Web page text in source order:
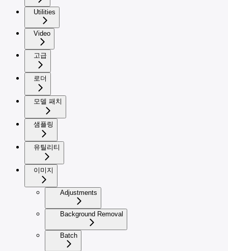
Utilities
Video
고급
로더
모델 패치
샘플링
유틸리티
이미지
Adjustments
Background Removal
Batch